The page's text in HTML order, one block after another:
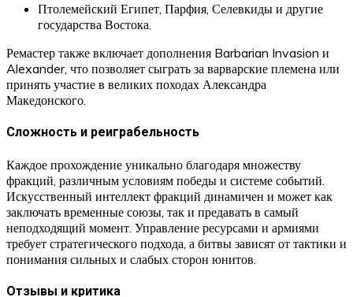
Птолемейский Египет, Парфия, Селевкиды и другие
государства Востока.
Ремастер также включает дополнения Barbarian Invasion и
Alexander, что позволяет сыграть за варварские племена или
принять участие в великих походах Александра
Македонского.
Сложность и реиграбельность
Каждое прохождение уникально благодаря множеству
фракций, различным условиям победы и системе событий.
Искусственный интеллект фракций динамичен и может как
заключать временные союзы, так и предавать в самый
неподходящий момент. Управление ресурсами и армиями
требует стратегического подхода, а битвы зависят от тактики и
понимания сильных и слабых сторон юнитов.
Отзывы и критика